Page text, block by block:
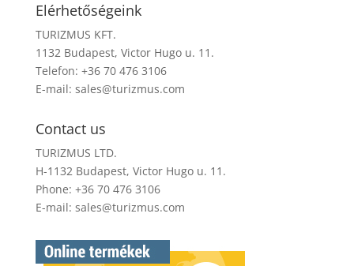
Elérhetőségeink
TURIZMUS KFT.
1132 Budapest, Victor Hugo u. 11.
Telefon: +36 70 476 3106
E-mail: sales@turizmus.com
Contact us
TURIZMUS LTD.
H-1132 Budapest, Victor Hugo u. 11.
Phone: +36 70 476 3106
E-mail: sales@turizmus.com